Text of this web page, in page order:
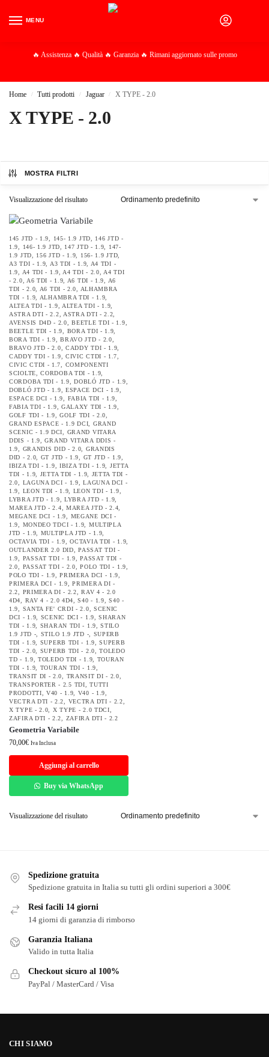
MENU
🔥 Assistenza 🔥 Qualità 🔥 Garanzia 🔥 Rimani aggiornato sulle promo
Home / Tutti prodotti / Jaguar / X TYPE - 2.0
X TYPE - 2.0
MOSTRA FILTRI
Visualizzazione del risultato
145 JTD - 1.9 145- 1.9 JTD
146 JTD -
1.9
146- 1.9 JTD 147 JTD - 1.9
147-
1.9 JTD
156 JTD - 1.9 156- 1.9 JTD
A3 TDI - 1.9
A3 TDI - 1.9
A4 TDI -
1.9
A4 TDI - 1.9 A4 TDI - 2.0
A4 TDI
- 2.0
A6 TDI - 1.9 A6 TDI - 1.9
A6
TDI - 2.0
A6 TDI - 2.0
ALHAMBRA
TDI - 1.9
ALHAMBRA TDI - 1.9
ALTEA TDI - 1.9
ALTEA TDI - 1.9
ASTRA DTI - 2.2
ASTRA DTI - 2.2
AVENSIS D4D - 2.0 ,BEETLE TDI - 1.9
BEETLE TDI - 1.9
BORA TDI - 1.9
BORA TDI - 1.9 ,BRAVO JTD - 2.0
BRAVO JTD - 2.0
CADDY TDI - 1.9
CADDY TDI - 1.9
CIVIC CTDI - 1.7
CIVIC CTDI - 1.7
COMPONENTI
SCIOLTE ,CORDOBA TDI - 1.9
CORDOBA TDI - 1.9 ,DOBLÓ JTD - 1.9
DOBLÓ JTD - 1.9
ESPACE DCI - 1.9
ESPACE DCI - 1.9
FABIA TDI - 1.9
FABIA TDI - 1.9
GALAXY TDI - 1.9
GOLF TDI - 1.9 ,GOLF TDI - 2.0
GRAND ESPACE - 1.9 DCI
GRAND
SCENIC - 1.9 DCI
GRAND VITARA
DDIS - 1.9 ,GRAND VITARA DDIS -
1.9
GRANDIS DID - 2.0
GRANDIS
DID - 2.0
GT JTD - 1.9 GT JTD - 1.9
IBIZA TDI - 1.9
IBIZA TDI - 1.9
JETTA
TDI - 1.9
JETTA TDI - 1.9
JETTA TDI -
2.0
LAGUNA DCI - 1.9 ,LAGUNA DCI -
1.9
LEON TDI - 1.9 LEON TDI - 1.9
LYBRA JTD - 1.9
LYBRA JTD - 1.9
MAREA JTD - 2.4
MAREA JTD - 2.4
MEGANE DCI - 1.9
MEGANE DCI -
1.9
MONDEO TDCI - 1.9
MULTIPLA
JTD - 1.9
MULTIPLA JTD - 1.9
OCTAVIA TDI - 1.9 ,OCTAVIA TDI - 1.9
OUTLANDER 2.0 DID ,PASSAT TDI -
1.9
PASSAT TDI - 1.9 ,PASSAT TDI -
2.0
PASSAT TDI - 2.0 ,POLO TDI - 1.9
POLO TDI - 1.9 ,PRIMERA DCI - 1.9
PRIMERA DCI - 1.9 ,PRIMERA DI -
2.2
PRIMERA DI - 2.2 ,RAV 4 - 2.0
4D4
RAV 4 - 2.0 4D4 ,S40 - 1.9 ,S40 -
1.9
SANTA FE' CRDI - 2.0
SCENIC
DCI - 1.9
SCENIC DCI - 1.9 ,SHARAN
TDI - 1.9
SHARAN TDI - 1.9 ,STILO
1.9 JTD -
STILO 1.9 JTD -
SUPERB
TDI - 1.9
SUPERB TDI - 1.9 ,SUPERB
TDI - 2.0
SUPERB TDI - 2.0 ,TOLEDO
TD - 1.9 ,TOLEDO TDI - 1.9
TOURAN
TDI - 1.9
TOURAN TDI - 1.9
TRANSIT DI - 2.0
TRANSIT DI - 2.0
TRANSPORTER - 2.5 TDI ,TUTTI
PRODOTTI ,V40 - 1.9 V40 - 1.9
VECTRA DTI - 2.2
VECTRA DTI - 2.2
X TYPE - 2.0
X TYPE - 2.0 TDCI
ZAFIRA DTI - 2.2
ZAFIRA DTI - 2.2
Geometria Variabile
70,00€ Iva Inclusa
Aggiungi al carrello
Buy via WhatsApp
Visualizzazione del risultato
Spedizione gratuita
Spedizione gratuita in Italia su tutti gli ordini superiori a 300€
Resi facili 14 giorni
14 giorni di garanzia di rimborso
Garanzia Italiana
Valido in tutta Italia
Checkout sicuro al 100%
PayPal / MasterCard / Visa
CHI SIAMO